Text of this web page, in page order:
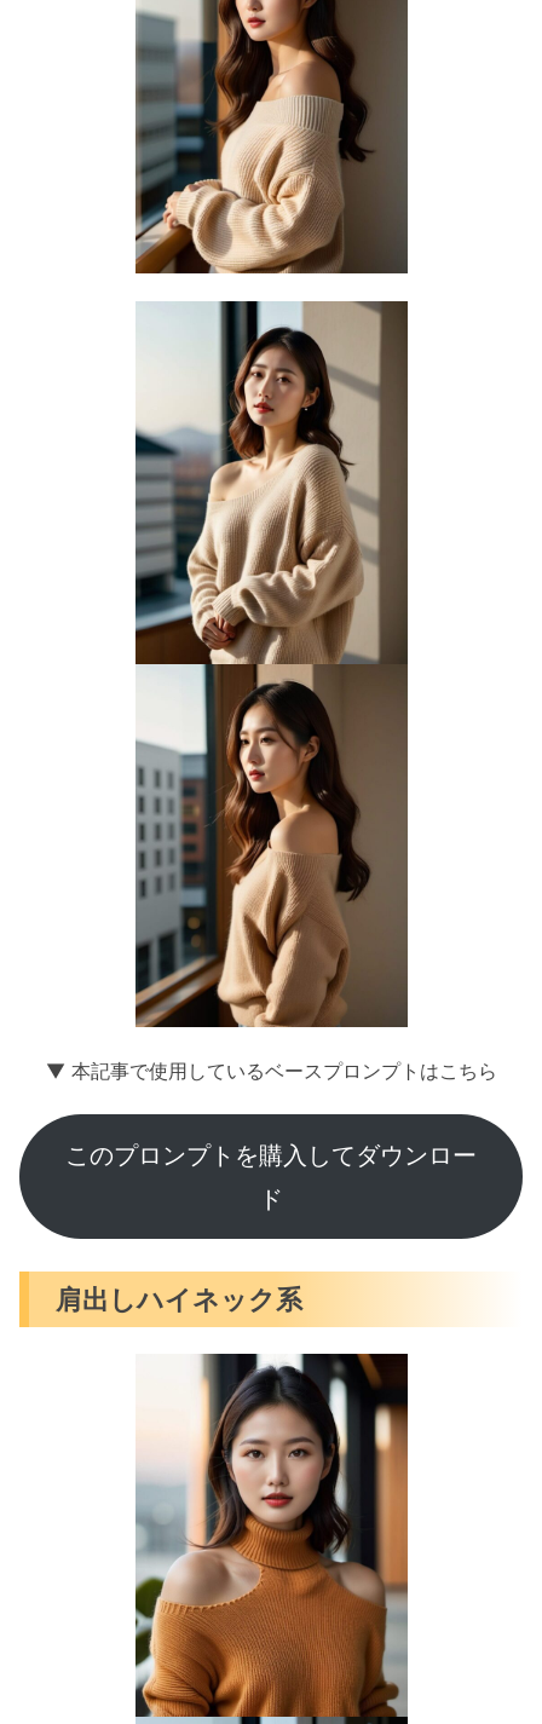
▼ 本記事で使用しているベースプロンプトはこちら
このプロンプトを購入してダウンロー
ド
肩出しハイネック系